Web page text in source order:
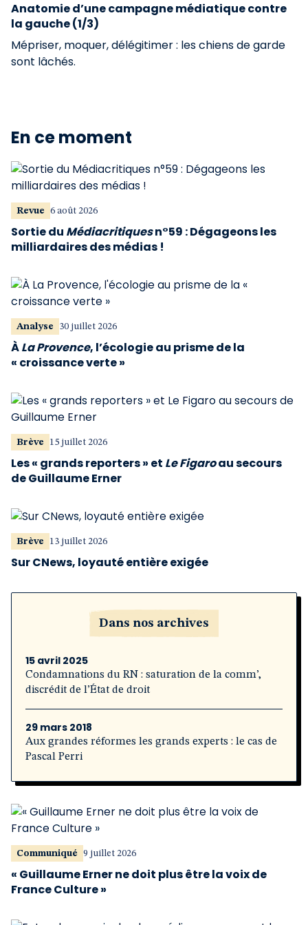
Anatomie d’une campagne médiatique contre
la gauche (1/3)
Mépriser, moquer, délégitimer : les chiens de garde
sont lâchés.
En ce moment
Revue 6 août 2026
Sortie du Médiacritiquesn°59 : Dégageons les
milliardaires des médias !
Analyse 30 juillet 2026
ÀLa Provence, l’écologie au prisme de la
« croissance verte »
Brève 15 juillet 2026
Les « grands reporters » et Le Figaroau secours
de Guillaume Erner
Brève 13 juillet 2026
Sur CNews, loyauté entière exigée
Dans nos archives
15 avril 2025
Condamnations du RN : saturation de la comm’,
discrédit de l’État de droit
29 mars 2018
Aux grandes réformes les grands experts : le cas de
Pascal Perri
Communiqué 9 juillet 2026
« Guillaume Erner ne doit plus être la voix de
France Culture »